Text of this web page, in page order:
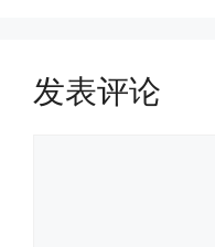
发表评论